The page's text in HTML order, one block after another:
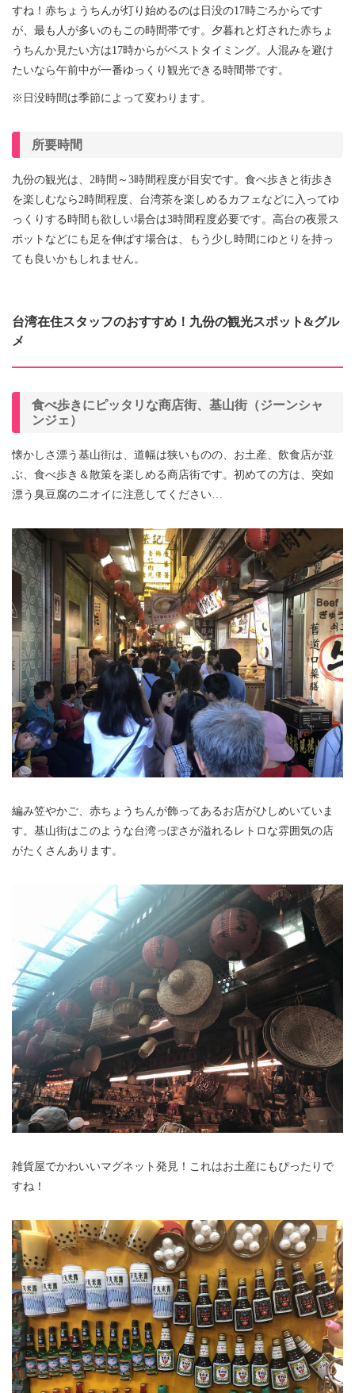
すね！赤ちょうちんが灯り始めるのは日没の17時ごろからです
が、最も人が多いのもこの時間帯です。 夕暮れと灯された赤ちょ
うちんか見たい方は17時からがベストタイミング。人混みを避け
たいなら午前中が一番ゆっくり観光できる時間帯です。
※日没時間は季節によって変わります。
所要時間
九份の観光は、2時間～3時間程度が目安です。食べ歩きと街歩き
を楽しむなら2時間程度、台湾茶を楽しめるカフェなどに入ってゆ
っくりする時間も欲しい場合は3時間程度必要です。高台の夜景ス
ポットなどにも足を伸ばす場合は、もう少し時間にゆとりを持っ
ても良いかもしれません。
台湾在住スタッフのおすすめ！九份の観光スポット&グル
メ
食べ歩きにピッタリな商店街、基山街（ジーンシャ
ンジェ）
懐かしさ漂う基山街は、道幅は狭いものの、お土産、飲食店が並
ぶ、食べ歩き＆散策を楽しめる商店街です。初めての方は、突如
漂う臭豆腐のニオイに注意してください…
編み笠やかご、 赤ちょうちんが飾ってあるお店がひしめいていま
す。基山街はこのような台湾っぽさが溢れるレトロな雰囲気の店
がたくさんあります。
雑貨屋でかわいいマグネット発見！これはお土産にもぴったりで
すね！